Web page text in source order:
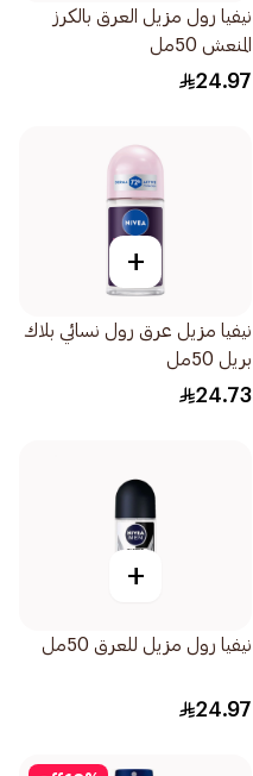
نيفيا رول مزيل العرق بالكرز
المنعش 50مل
24.97
+
نيفيا مزيل عرق رول نسائي بلاك
بريل 50مل
24.73
+
نيفيا رول مزيل للعرق 50مل
24.97